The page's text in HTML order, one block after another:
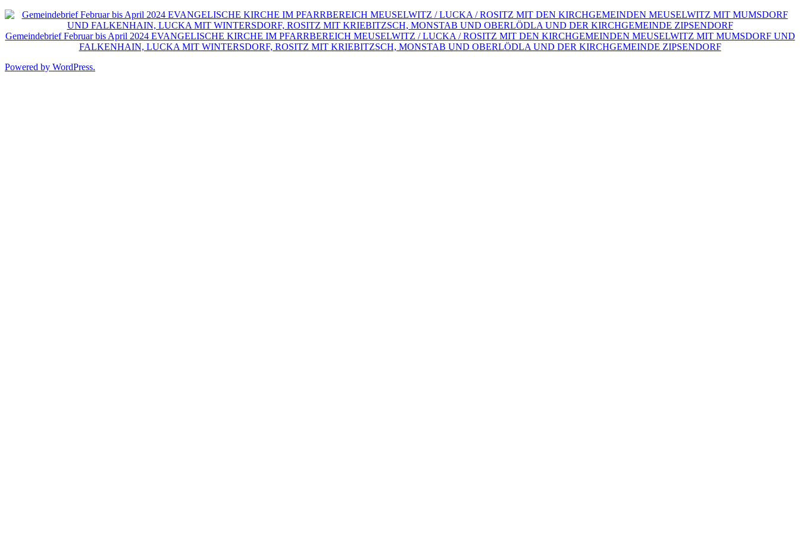
Zum
springen
Gemeindebrief Februar bis April 2024 EVANGELISCHE KIRCHE IM PFARRBEREICH MEUSELWITZ / LUCKA / ROSITZ MIT DEN KIRCHGEMEINDEN MEUSELWITZ MIT MUMSDORF UND
FALKENHAIN, LUCKA MIT WINTERSDORF, ROSITZ MIT KRIEBITZSCH, MONSTAB UND OBERLÖDLA UND DER KIRCHGEMEINDE ZIPSENDORF
Powered by WordPress.